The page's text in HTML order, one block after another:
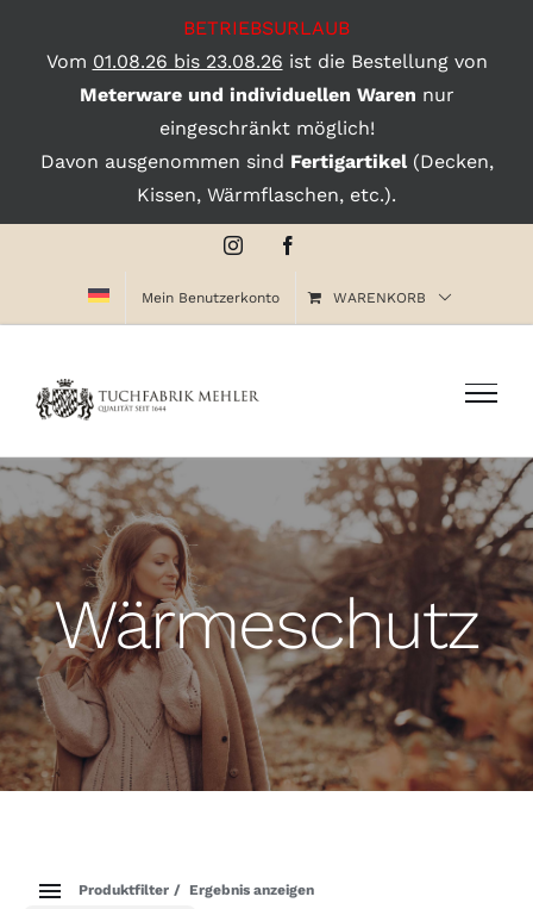
BETRIEBSURLAUB
Vom 01.08.26 bis 23.08.26 ist die Bestellung von
Meterware und individuellen Waren nur
eingeschränkt möglich!
Davon ausgenommen sind Fertigartikel(Decken,
Kissen, Wärmflaschen, etc.).
Instagram
Mein Benutzerkonto WARENKORB
Wärmeschutz
Produktfilter Ergebnis anzeigen